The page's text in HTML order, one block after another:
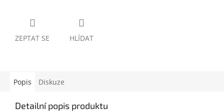
ZEPTAT SE HLÍDAT
Popis Diskuze
Detailní popis produktu